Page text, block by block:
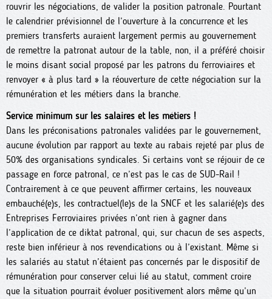
rouvrir les négociations, de valider la position patronale. Pourtant
le calendrier prévisionnel de l’ouverture à la concurrence et les
premiers transferts auraient largement permis au gouvernement
de remettre la patronat autour de la table, non, il a préféré choisir
le moins disant social proposé par les patrons du ferroviaires et
renvoyer « à plus tard » la réouverture de cette négociation sur la
rémunération et les métiers dans la branche.
Service minimum sur les salaires et les métiers !
Dans les préconisations patronales validées par le gouvernement,
aucune évolution par rapport au texte au rabais rejeté par plus de
50% des organisations syndicales. Si certains vont se réjouir de ce
passage en force patronal, ce n’est pas le cas de SUD-Rail !
Contrairement à ce que peuvent affirmer certains, les nouveaux
embauché(e)s, les contractuel(le)s de la SNCF et les salarié(e)s des
Entreprises Ferroviaires privées n’ont rien à gagner dans
l’application de ce diktat patronal, qui, sur chacun de ses aspects,
reste bien inférieur à nos revendications ou à l’existant. Même si
les salariés au statut n’étaient pas concernés par le dispositif de
rémunération pour conserver celui lié au statut, comment croire
que la situation pourrait évoluer positivement alors même qu’un